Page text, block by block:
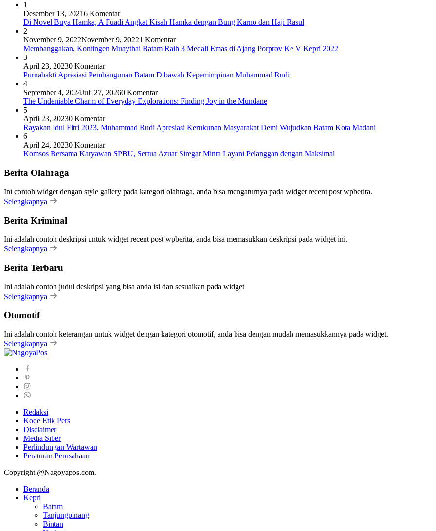
1
Desember 13, 20216 Komentar
Di Novel Buya Hamka, A Fuadi Angkat Kisah Hamka dengan Bung Karno dan Haji Rasul
2
November 9, 2022November 9, 20221 Komentar
Membanggakan, Kontingen Muaythai Batam Raih 3 Medali Emas di Ajang Porprov Ke V Kepri 2022
3
April 23, 20230 Komentar
Purnabakti Apresiasi Pembangunan Batam Dibawah Kepemimpinan Muhammad Rudi
4
September 4, 2024Juli 27, 20260 Komentar
The Undeniable Charm of Everyday Explorations: Finding Joy in the Mundane
5
April 23, 20230 Komentar
Rayakan Idul Fitri 2023, Muhammad Rudi Apresiasi Kerukunan Masyarakat Demi Wujudkan Batam Kota Madani
6
April 24, 20230 Komentar
Komsos Bersama Karyawan SPBU, Sertua Azuar Siregar Minta Layani Pelanggan dengan Maksimal
Berita Olahraga
Ini contoh widget dengan style gallery pada kategori olahraga, anda bisa mengaturnya pada widget recent post wpberita.
Selengkapnya
Berita Kriminal
Ini adalah contoh deskripsi untuk widget recent post wpberita, anda bisa memasukkan deskripsi pada widget ini.
Selengkapnya
Berita Terbaru
Ini adalah contoh judul deskripsi yang bisa anda isi dan sesuaikan pada widget
Selengkapnya
Otomotif
Ini adalah contoh keterangan untuk widget dengan kategori otomotif, anda bisa dengan mudah memasukkannya pada widget.
Selengkapnya
Redaksi
Kode Etik Pers
Disclaimer
Media Siber
Perlindungan Wartawan
Peraturan Perusahaan
Copyright @Nagoyapos.com.
Beranda
Kepri
Batam
Tanjungpinang
Bintan